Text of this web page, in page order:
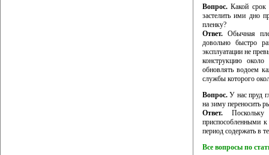
Вопрос. Какой
застелить ими дно
пленку?
Ответ. Обычная
довольно быстро
эксплуатации не
конструкцию
обновлять водоем
службы которого
Вопрос. У нас пруд
на зиму переносить
Ответ.
приспособленными
период содержать в
Все вопросы по